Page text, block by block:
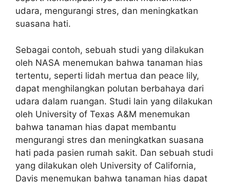
udara, mengurangi stres, dan meningkatkan
suasana hati.
Sebagai contoh, sebuah studi yang dilakukan
oleh NASA menemukan bahwa tanaman hias
tertentu, seperti lidah mertua dan peace lily,
dapat menghilangkan polutan berbahaya dari
udara dalam ruangan. Studi lain yang dilakukan
oleh University of Texas A&M menemukan
bahwa tanaman hias dapat membantu
mengurangi stres dan meningkatkan suasana
hati pada pasien rumah sakit. Dan sebuah studi
yang dilakukan oleh University of California,
Davis menemukan bahwa tanaman hias dapat